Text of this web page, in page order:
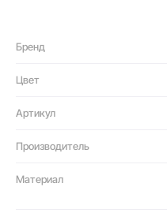
Бренд
Цвет
Артикул
Производитель
Материал